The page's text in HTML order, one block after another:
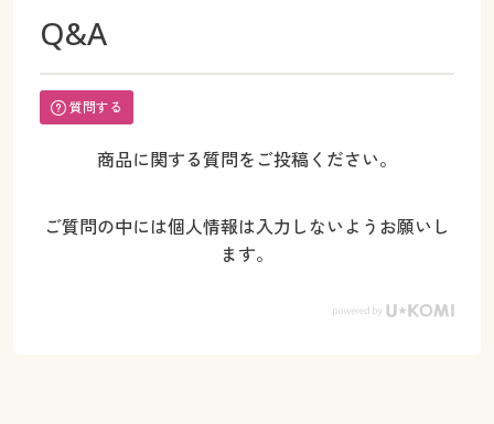
Q&A
質問する
商品に関する質問をご投稿ください。
ご質問の中には個人情報は入力しないようお願いし
ます。